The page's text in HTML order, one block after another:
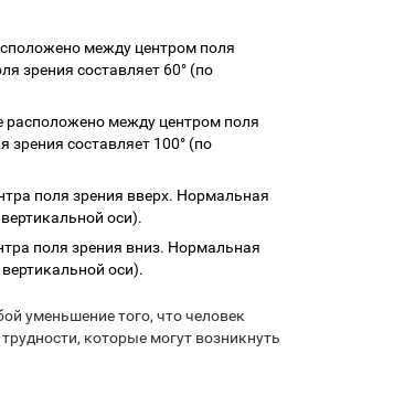
между центром поля
зрения составляет 60° (по
расположено между центром поля
зрения составляет 100° (по
поля зрения вверх. Нормальная
оси).
поля зрения вниз. Нормальная
оси).
уменьшение того, что человек
которые могут возникнуть